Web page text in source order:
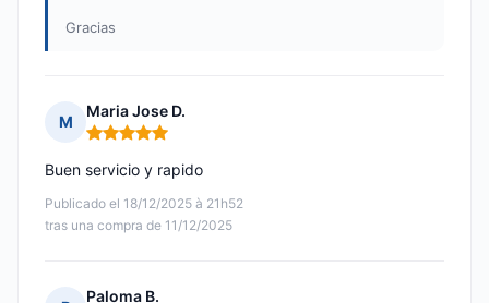
Gracias
M
Maria Jose D.
Nota: 5 de 5
Publicado el 18/12/2025 à 21h52
tras una compra de 11/12/2025
Buen servicio y rapido
Paloma B.